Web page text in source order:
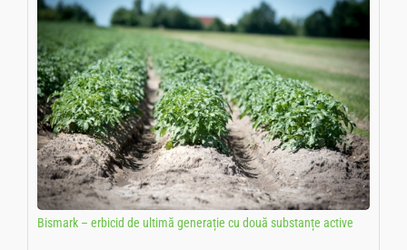
Bismark – erbicid de ultimă generație cu două substanțe active